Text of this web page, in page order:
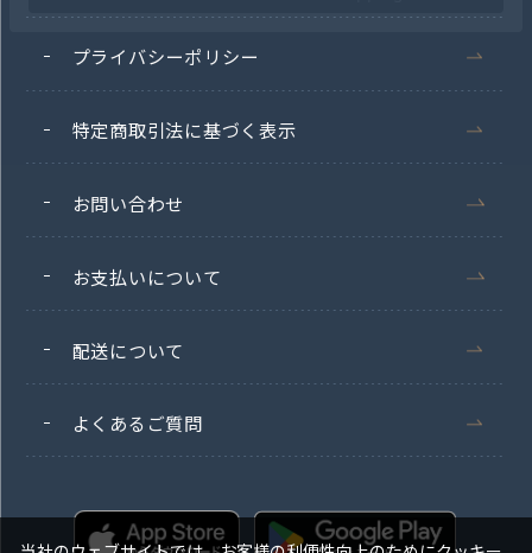
プライバシーポリシー
特定商取引法に基づく表示
お問い合わせ
お支払いについて
配送について
よくあるご質問